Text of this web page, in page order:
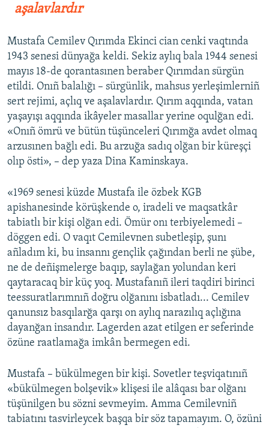
aşalavlardır
Mustafa Cemilev Qırımda Ekinci cian cenki vaqtında
1943 senesi dünyağa keldi. Sekiz aylıq bala 1944 senesi
mayıs 18-de qorantasınen beraber Qırımdan sürgün
etildi. Onıñ balalığı – sürgünlik, mahsus yerleşimlerniñ
sert rejimi, açlıq ve aşalavlardır. Qırım aqqında, vatan
yaşayışı aqqında ikâyeler masallar yerine oqulğan edi.
«Onıñ ömrü ve bütün tüşünceleri Qırımğa avdet olmaq
arzusınen bağlı edi. Bu arzuğa sadıq olğan bir küreşçi
olıp östi», – dep yaza Dina Kaminskaya.
«1969 senesi küzde Mustafa ile özbek KGB
apishanesinde körüşkende o, iradeli ve maqsatkâr
tabiatlı bir kişi olğan edi. Ömür onı terbiyelemedi –
döggen edi. O vaqıt Cemilevnen subetleşip, şunı
añladım ki, bu insannı gençlik çağından berli ne şübe,
ne de deñişmelerge baqıp, saylağan yolundan keri
qaytaracaq bir küç yoq. Mustafanıñ ileri taqdiri birinci
teessuratlarımnıñ doğru olğanını isbatladı... Cemilev
qanunsız basqılarğa qarşı on aylıq narazılıq açlığına
dayanğan insandır. Lagerden azat etilgen er seferinde
özüne raatlamağa imkân bermegen edi.
Mustafa – bükülmegen bir kişi. Sovetler teşviqatınıñ
«bükülmegen bolşevik» klişesi ile alâqası bar olğanı
tüşünilgen bu sözni sevmeyim. Amma Cemilevniñ
tabiatını tasvirleycek başqa bir söz tapamayım. O, özüni